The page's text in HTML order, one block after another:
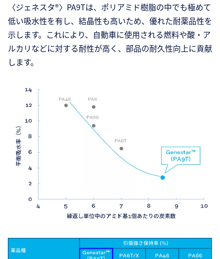
〈ジェネスタ®〉PA9Tは、ポリアミド樹脂の中でも極めて
低い吸水性を有し、結晶性も高いため、優れた耐薬品性を
示します。これにより、自動車に使用される燃料や酸・ア
ルカリなどに対する耐性が高く、部品の耐久性向上に貢献
します。